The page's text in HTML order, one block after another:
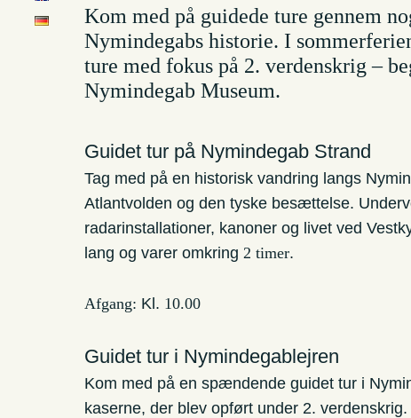
Kom med på guidede ture gennem
Nymindegabs historie. I
ture med fokus på 2. verdenskrig –
Nymindegab Museum.
Guidet tur på Nymindegab Strand
Tag med på en historisk vandring langs
Atlantvolden og den tyske besættelse.
radarinstallationer, kanoner og livet ved
lang og varer omkring 2 timer.
Afgang: Kl. 10.00
Guidet tur i Nymindegablejren
Kom med på en spændende guidet tur i
kaserne, der blev opført under 2.